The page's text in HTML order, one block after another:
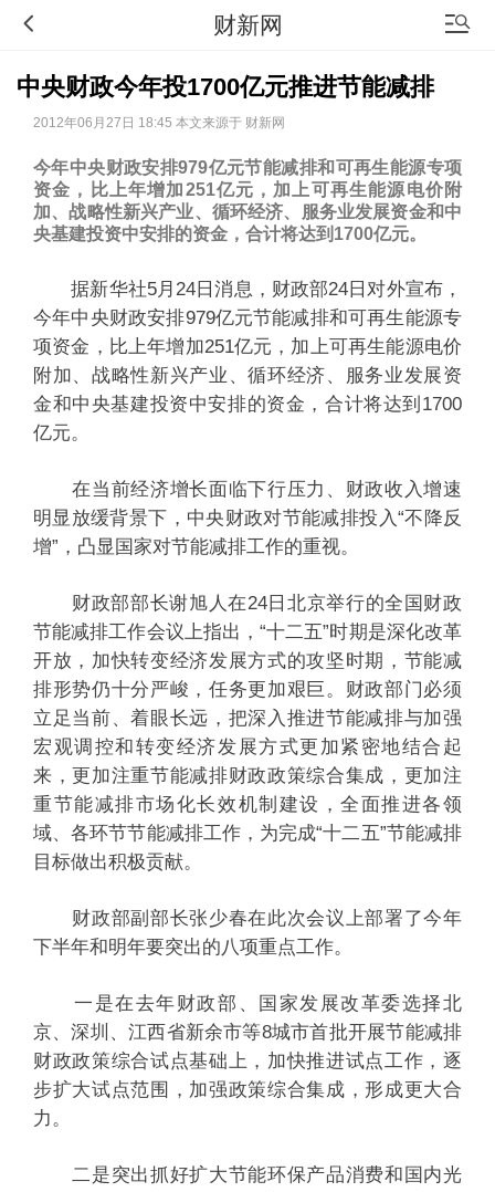
财新网
中央财政今年投1700亿元推进节能减排
2012年06月27日 18:45 本文来源于 财新网
今年中央财政安排979亿元节能减排和可再生能源专项
资金，比上年增加251亿元，加上可再生能源电价附
加、战略性新兴产业、循环经济、服务业发展资金和中
央基建投资中安排的资金，合计将达到1700亿元。
据新华社5月24日消息，财政部24日对外宣布，
今年中央财政安排979亿元节能减排和可再生能源专
项资金，比上年增加251亿元，加上可再生能源电价
附加、战略性新兴产业、循环经济、服务业发展资
金和中央基建投资中安排的资金，合计将达到1700
亿元。
在当前经济增长面临下行压力、财政收入增速
明显放缓背景下，中央财政对节能减排投入“不降反
增”，凸显国家对节能减排工作的重视。
财政部部长谢旭人在24日北京举行的全国财政
节能减排工作会议上指出，“十二五”时期是深化改革
开放，加快转变经济发展方式的攻坚时期，节能减
排形势仍十分严峻，任务更加艰巨。财政部门必须
立足当前、着眼长远，把深入推进节能减排与加强
宏观调控和转变经济发展方式更加紧密地结合起
来，更加注重节能减排财政政策综合集成，更加注
重节能减排市场化长效机制建设，全面推进各领
域、各环节节能减排工作，为完成“十二五”节能减排
目标做出积极贡献。
财政部副部长张少春在此次会议上部署了今年
下半年和明年要突出的八项重点工作。
一是在去年财政部、国家发展改革委选择北
京、深圳、江西省新余市等8城市首批开展节能减排
财政政策综合试点基础上，加快推进试点工作，逐
步扩大试点范围，加强政策综合集成，形成更大合
力。
二是突出抓好扩大节能环保产品消费和国内光